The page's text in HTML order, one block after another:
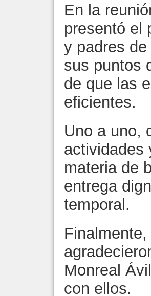
En la
presentó el
y padres
sus puntos
de que las
eficientes.
Uno a uno,
actividades
materia de
entrega
temporal.
Monreal
con ellos.